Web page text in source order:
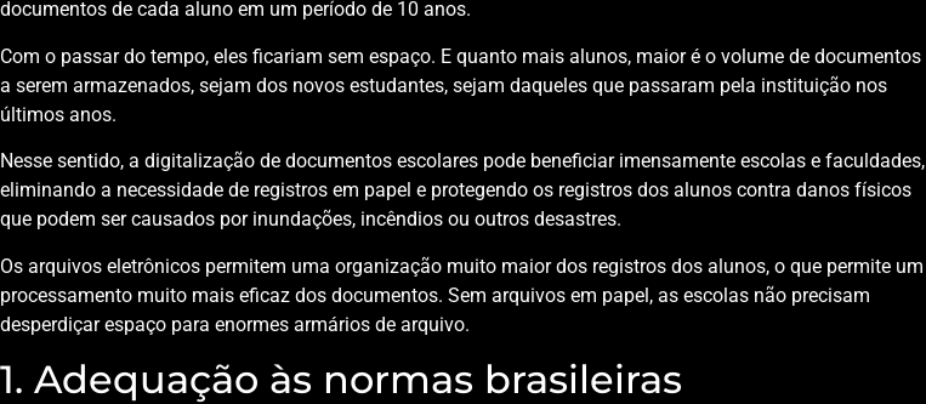
documentos de cada aluno em um período de 10 anos.
Com o passar do tempo, eles ficariam sem espaço. E quanto mais alunos, maior é o volume de documentos
a serem armazenados, sejam dos novos estudantes, sejam daqueles que passaram pela instituição nos
últimos anos.
Nesse sentido, a digitalização de documentos escolares pode beneficiar imensamente escolas e faculdades,
eliminando a necessidade de registros em papel e protegendo os registros dos alunos contra danos físicos
que podem ser causados ​​por inundações, incêndios ou outros desastres.
Os arquivos eletrônicos permitem uma organização muito maior dos registros dos alunos, o que permite um
processamento muito mais eficaz dos documentos. Sem arquivos em papel, as escolas não precisam
desperdiçar espaço para enormes armários de arquivo.
1. Adequação às normas brasileiras